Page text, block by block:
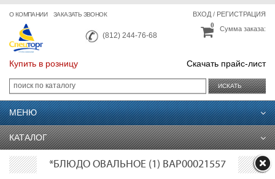
О КОМПАНИИ ЗАКАЗАТЬ ЗВОНОК
(812) 244-76-68
ВХОД/ РЕГИСТРАЦИЯ
Сумма заказа:
0
Купить в розницу Скачать прайс-лист
ИСКАТЬ
МЕНЮ
КАТАЛОГ
*БЛЮДО ОВАЛЬНОЕ (1) ВАР00021557